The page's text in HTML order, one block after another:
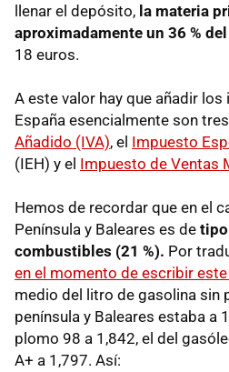
llenar el depósito, la materia
aproximadamente un 36 %
18 euros.
A este valor hay que añadir
España esencialmente son
Añadido (IVA), el Impuesto
(IEH) y el Impuesto de Ventas
Hemos de recordar que en el
Península y Baleares es de tipo
combustibles (21 %). Por
en el momento de escribir
medio del litro de gasolina sin
península y Baleares estaba a
plomo 98 a 1,842, el del
A+ a 1,797. Así: